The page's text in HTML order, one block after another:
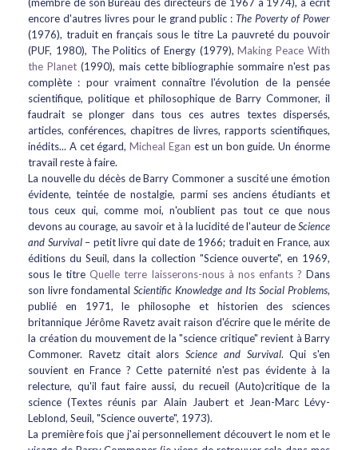
encore d'autres livres pour le grand public :The Poverty of Power
(1976), traduit en français sous le titre La pauvreté du pouvoir
(PUF, 1980), The Politics of Energy (1979),Making Peace With
the Planet(1990), mais cette bibliographie sommaire n'est pas
complète : pour vraiment connaître l'évolution de la pensée
scientifique, politique et philosophique de Barry Commoner, il
faudrait se plonger dans tous ces autres textes dispersés,
articles, conférences, chapitres de livres, rapports scientifiques,
inédits... A cet égard,Micheal Egan est un bon guide. Un énorme
travail reste à faire.
La nouvelle du décès de Barry Commoner a suscité une émotion
évidente, teintée de nostalgie, parmi ses anciens étudiants et
tous ceux qui, comme moi, n'oublient pas tout ce que nous
devons au courage, au savoir et à la lucidité de l'auteur deScience
and Survival– petit livre qui date de 1966; traduit en France, aux
éditions du Seuil, dans la collection "Science ouverte", en 1969,
sous le titreQuelle terre laisserons-nous à nos enfants ?Dans
son livre fondamental Scientific Knowledge and Its Social Problems,
publié en 1971, le philosophe et historien des sciences
britannique Jérôme Ravetz avait raison d'écrire que le mérite de
la création du mouvement de la "science critique" revient à Barry
Commoner. Ravetz citait alors Science and Survival. Qui s'en
souvient en France ? Cette paternité n'est pas évidente à la
relecture, qu'il faut faire aussi, du recueil (Auto)critique de la
science (Textes réunis par Alain Jaubert et Jean-Marc Lévy-
Leblond, Seuil, "Science ouverte", 1973).
La première fois que j'ai personnellement découvert le nom et le